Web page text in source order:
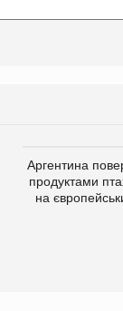
Аргентина
продуктами
на